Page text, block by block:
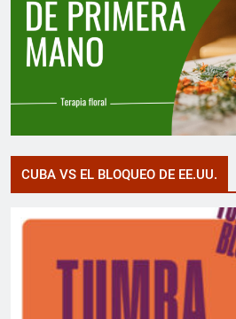
CUBA VS EL BLOQUEO DE EE.UU.